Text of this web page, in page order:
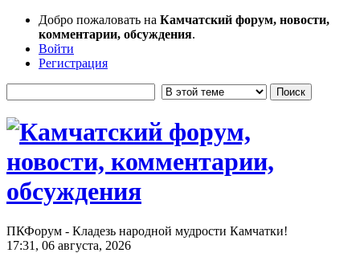
Добро пожаловать на Камчатский форум, новости,
комментарии, обсуждения.
Войти
Регистрация
ПКФорум - Кладезь народной мудрости Камчатки!
17:31, 06 августа, 2026